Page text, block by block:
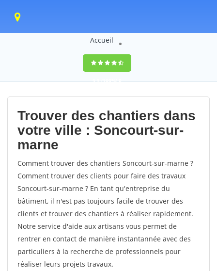
Accueil
9,5(100%)0
votes
Trouver des chantiers dans
votre ville : Soncourt-sur-
marne
Comment trouver des chantiers Soncourt-sur-marne ?
Comment trouver des clients pour faire des travaux
Soncourt-sur-marne ? En tant qu'entreprise du
bâtiment, il n'est pas toujours facile de trouver des
clients et trouver des chantiers à réaliser rapidement.
Notre service d'aide aux artisans vous permet de
rentrer en contact de manière instantannée avec des
particuliers à la recherche de professionnels pour
réaliser leurs projets travaux.